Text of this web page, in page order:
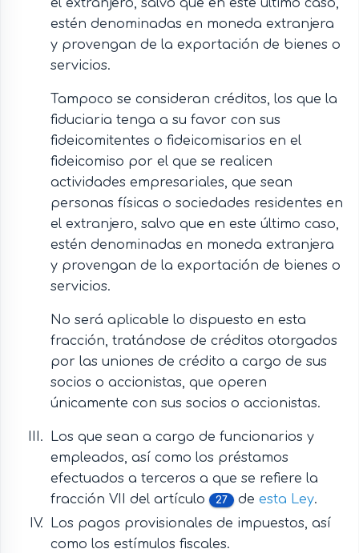
estén denominadas en moneda extranjera
y provengan de la exportación de bienes o
servicios.
Tampoco se consideran créditos, los que la
fiduciaria tenga a su favor con sus
fideicomitentes o fideicomisarios en el
fideicomiso por el que se realicen
actividades empresariales, que sean
personas físicas o sociedades residentes en
el extranjero, salvo que en este último caso,
estén denominadas en moneda extranjera
y provengan de la exportación de bienes o
servicios.
No será aplicable lo dispuesto en esta
fracción, tratándose de créditos otorgados
por las uniones de crédito a cargo de sus
socios o accionistas, que operen
únicamente con sus socios o accionistas.
Los que sean a cargo de funcionarios y
empleados, así como los préstamos
efectuados a terceros a que se refiere la
fracción VII del artículo
27 de esta Ley.
Los pagos provisionales de impuestos, así
como los estímulos fiscales.